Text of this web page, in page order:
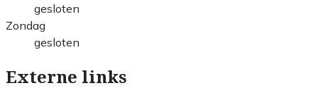
gesloten
Zondag
gesloten
Externe links